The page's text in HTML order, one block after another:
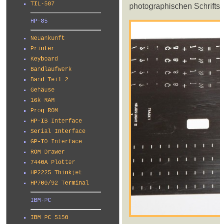
TIL-507
HP-85
Neuankunft
Printer
Keyboard
Bandlaufwerk
Band Teil 2
Gehäuse
16k RAM
Prog ROM
HP-IB Interface
Serial Interface
GP-IO Interface
ROM Drawer
7440A Plotter
HP2225 Thinkjet
HP700/92 Terminal
IBM-PC
IBM PC 5150
photographischen